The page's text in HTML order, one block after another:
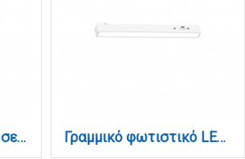
Downlight σποτ GU10 σε μαύρη απόχρωση (X00350B) Γραμμικό φωτιστικό LED 10W 3CCT για Ultra Thin ράγα σε λευκή απόχρωση D:31,5X2,6X2,4cm (TMU0050-White)